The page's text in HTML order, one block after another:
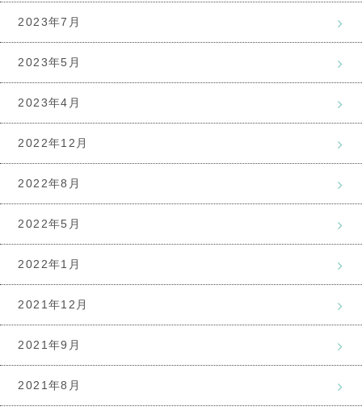
2023年7月
2023年5月
2023年4月
2022年12月
2022年8月
2022年5月
2022年1月
2021年12月
2021年9月
2021年8月